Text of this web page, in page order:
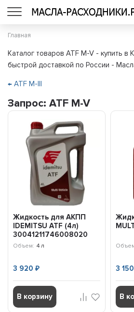
Главная
Каталог товаров ATF M-V - купить в
быстрой доставкой по России -
← ATF M-III
Запрос: ATF M-V
Жидкость для АКПП
IDEMITSU ATF (4л)
30041211746008020
Объем: 4 л
3 920₽
В корзину
3 150
В